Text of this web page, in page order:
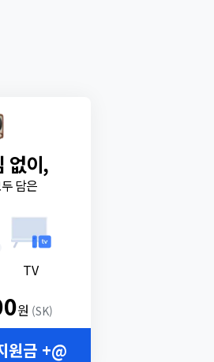
없이,
담은
TV
원 (SK)
원금 +@